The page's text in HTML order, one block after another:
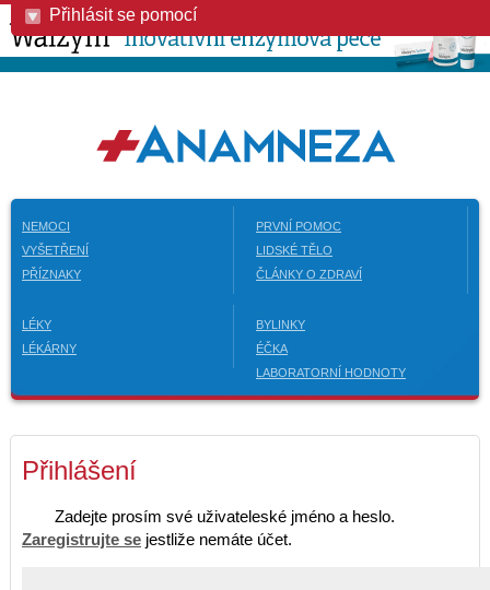
Přihlásit se pomocí
NEMOCI
VYŠETŘENÍ
PŘÍZNAKY
PRVNÍ POMOC
LIDSKÉ TĚLO
ČLÁNKY O ZDRAVÍ
LÉKY
LÉKÁRNY
BYLINKY
ÉČKA
LABORATORNÍ HODNOTY
Přihlášení
Zadejte prosím své uživateleské jméno a heslo.
Zaregistrujte se jestliže nemáte účet.